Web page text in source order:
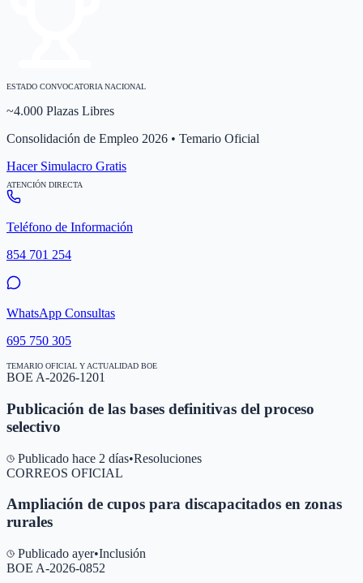
ESTADO CONVOCATORIA NACIONAL
~4.000 Plazas Libres
Consolidación de Empleo 2026 • Temario Oficial
Hacer Simulacro Gratis
ATENCIÓN DIRECTA
Teléfono de Información
854 701 254
WhatsApp Consultas
695 750 305
TEMARIO OFICIAL Y ACTUALIDAD BOE
BOE A-2026-1201
Publicación de las bases definitivas del proceso
selectivo
Publicado hace 2 días•Resoluciones
CORREOS OFICIAL
Ampliación de cupos para discapacitados en zonas
rurales
Publicado ayer•Inclusión
BOE A-2026-0852